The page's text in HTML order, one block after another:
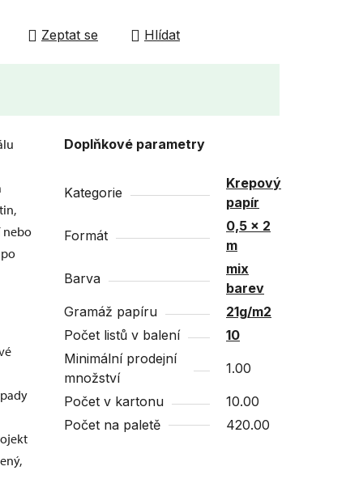
Zeptat se Hlídat
nebo
Doplňkové parametry
Kategorie
Krepový
papír
Formát
0,5 x 2
m
Barva
mix
barev
Gramáž papíru
21g/m2
Počet listů v balení
10
Minimální prodejní
množství
1.00
Počet v kartonu
10.00
Počet na paletě
420.00